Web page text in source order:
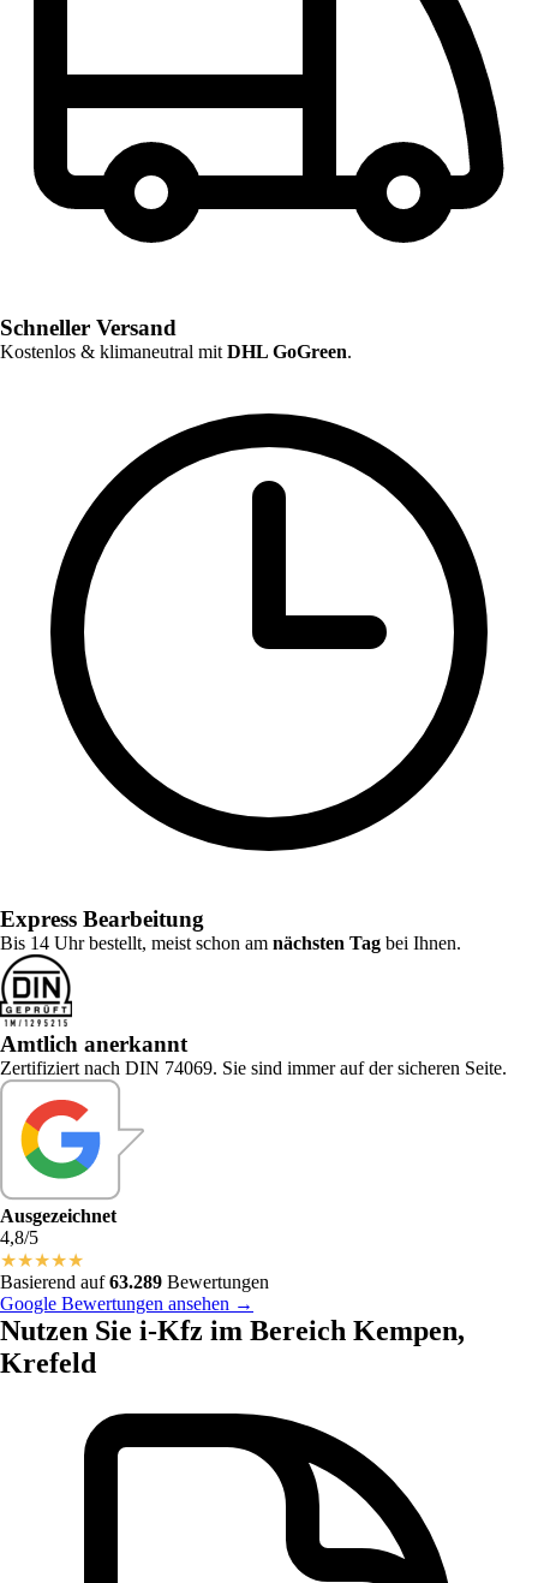
Schneller Versand
Kostenlos & klimaneutral mit DHL GoGreen.
Express Bearbeitung
Bis 14 Uhr bestellt, meist schon am nächsten Tag bei Ihnen.
Amtlich anerkannt
Zertifiziert nach DIN 74069. Sie sind immer auf der sicheren Seite.
Ausgezeichnet
4,8/5
★★★★★
Basierend auf63.289 Bewertungen
Google Bewertungen ansehen →
Nutzen Sie i-Kfz im Bereich Kempen,
Krefeld